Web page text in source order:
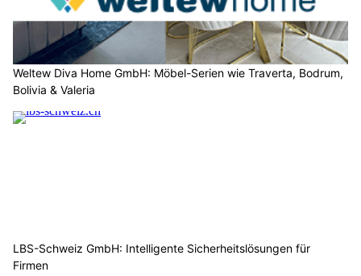
Weltew Diva Home GmbH: Möbel-Serien wie Traverta, Bodrum,
Bolivia & Valeria
LBS-Schweiz GmbH: Intelligente Sicherheitslösungen für
Firmen